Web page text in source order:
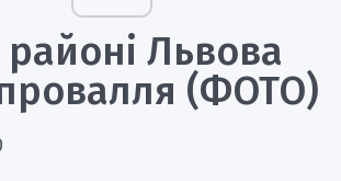
Львова
(ФОТО)